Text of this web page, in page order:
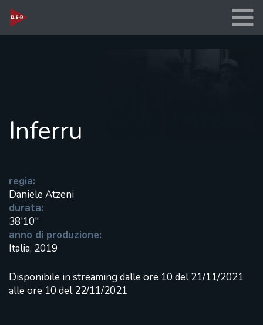
Inferru
regia:
Daniele Atzeni
durata:
38'10"
anno di produzione:
Italia, 2019
Disponibile in streaming dalle ore 10 del 21/11/2021
alle ore 10 del 22/11/2021